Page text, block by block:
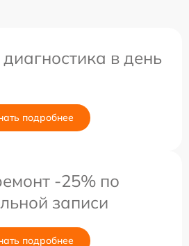
в день
подробнее
-25% по
записи
подробнее